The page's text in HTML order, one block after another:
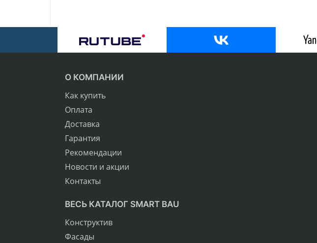
О КОМПАНИИ
Как купить
Оплата
Доставка
Гарантия
Рекомендации
Новости и акции
Контакты
ВЕСЬ КАТАЛОГ SMART BAU
Конструктив
Фасады